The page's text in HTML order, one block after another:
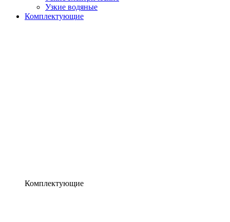
Узкие водяные
Комплектующие
Комплектующие